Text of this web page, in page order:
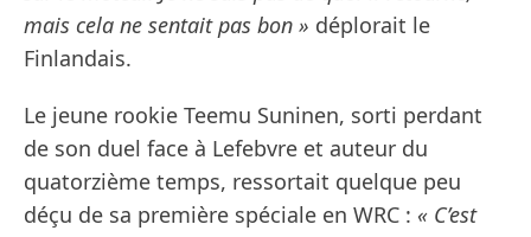
mais cela ne sentait pas bon » déplorait le
Finlandais.
Le jeune rookie Teemu Suninen, sorti perdant
de son duel face à Lefebvre et auteur du
quatorzième temps, ressortait quelque peu
déçu de sa première spéciale en WRC : « C’est